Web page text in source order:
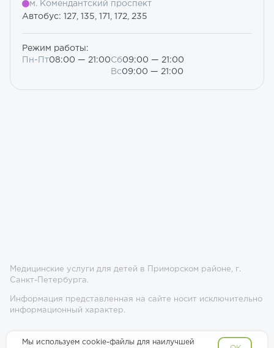
м. Комендантский проспект
Автобус: 127, 135, 171, 172, 235
Режим работы:
Пн-Пт08:00 — 21:00Сб09:00 — 21:00
Вс09:00 — 21:00
Медицинские услуги для детей в Приморском районе, г.
Санкт-Петербурга.
Информация представленная на сайте носит исключительно
информационный характер.
Мы используем cookie-файлы для наилучшей